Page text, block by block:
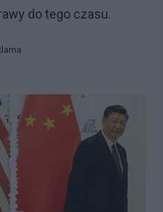
do tego czasu.